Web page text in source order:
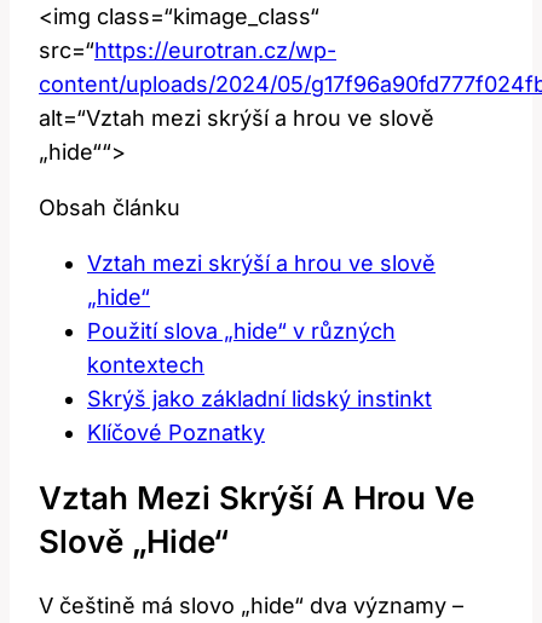
<img class=“kimage_class“
src=“https://eurotran.cz/wp-
content/uploads/2024/05/
alt=“Vztah mezi skrýší a hrou ve slově
„hide““>
Obsah článku
Vztah mezi skrýší a hrou ve slově
„hide“
Použití slova „hide“ v různých
kontextech
Skrýš jako základní lidský instinkt
Klíčové Poznatky
Vztah Mezi Skrýší A Hrou Ve
Slově „hide“
V češtině má slovo „hide“ dva významy –